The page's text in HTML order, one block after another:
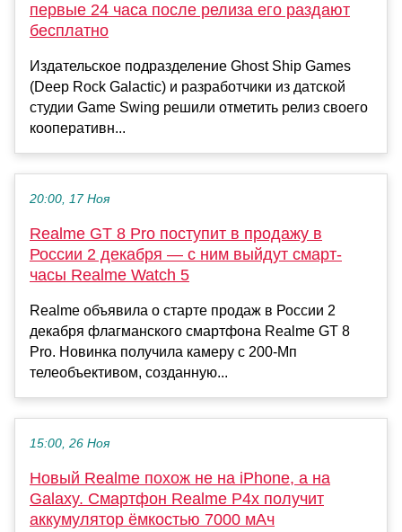
первые 24 часа после релиза его раздают
бесплатно
Издательское подразделение Ghost Ship Games
(Deep Rock Galactic) и разработчики из датской
студии Game Swing решили отметить релиз своего
кооперативн...
20:00, 17 Ноя
Realme GT 8 Pro поступит в продажу в
России 2 декабря — с ним выйдут смарт-
часы Realme Watch 5
Realme объявила о старте продаж в России 2
декабря флагманского смартфона Realme GT 8
Pro. Новинка получила камеру с 200-Мп
телеобъективом, созданную...
15:00, 26 Ноя
Новый Realme похож не на iPhone, а на
Galaxy. Смартфон Realme P4x получит
аккумулятор ёмкостью 7000 мАч